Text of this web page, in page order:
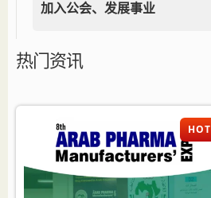
加入公会、发展事业
热门资讯
HOT